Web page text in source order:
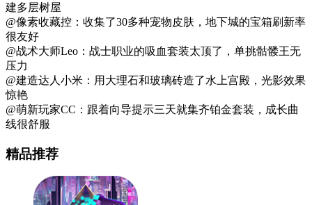
建多层树屋
@像素收藏控：收集了30多种宠物皮肤，地下城的宝箱刷新率
很友好
@战术大师Leo：战士职业的吸血套装太顶了，单挑骷髅王无
压力
@建造达人小米：用大理石和玻璃砖造了水上宫殿，光影效果
惊艳
@萌新玩家CC：跟着向导提示三天就集齐铂金套装，成长曲
线很舒服
精品推荐